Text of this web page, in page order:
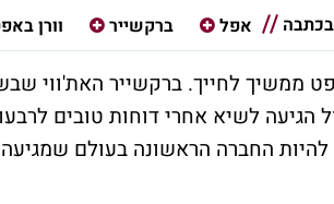
אפל ברקשייר וורן
ממשיך לחייך. ברקשייר האת'ווי